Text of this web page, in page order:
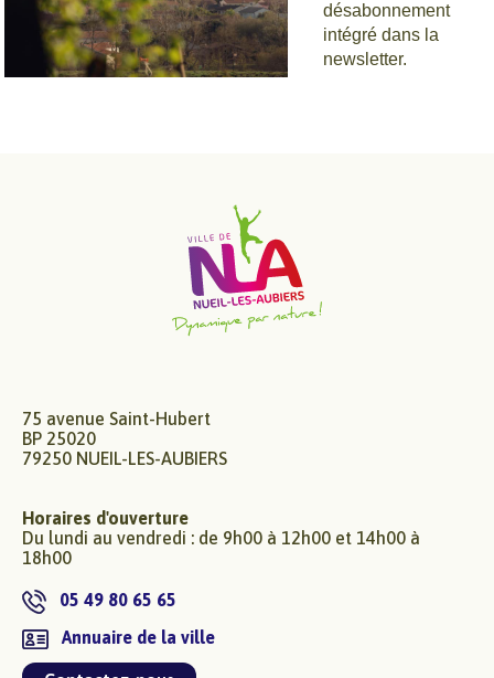
désabonnement
intégré dans la
newsletter.
75 avenue Saint-Hubert
BP 25020
79250 NUEIL-LES-AUBIERS
Horaires d'ouverture
Du lundi au vendredi : de 9h00 à 12h00 et 14h00 à
18h00
05 49 80 65 65
Annuaire de la ville